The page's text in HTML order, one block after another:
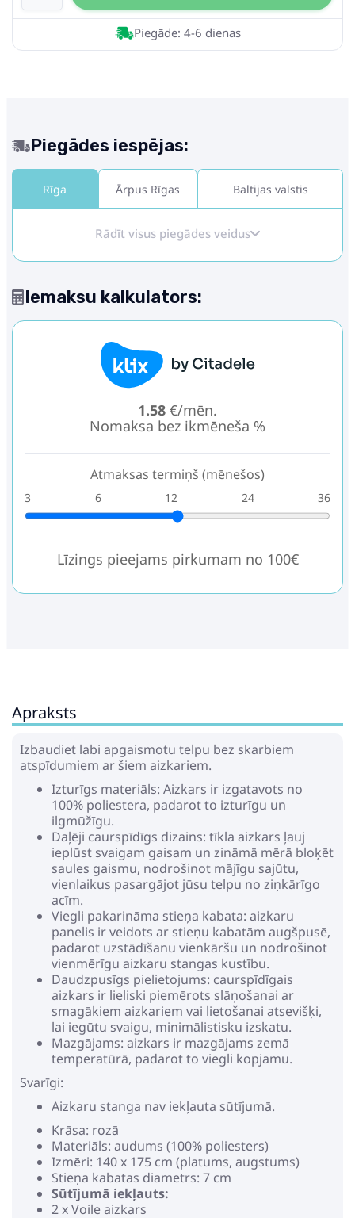
Piegāde: 4-6 dienas
Piegādes iespējas:
Rīga Ārpus Rīgas Baltijas valstis
Rādīt visus piegādes veidus
Iemaksu kalkulators:
1.58 €/mēn.
Nomaksa bez ikmēneša %
Atmaksas termiņš (mēnešos)
3 6 12 24 36
Līzings pieejams pirkumam no 100€
Apraksts
Izbaudiet labi apgaismotu telpu bez skarbiem
atspīdumiem ar šiem aizkariem.
Izturīgs materiāls: Aizkars ir izgatavots no
100% poliestera, padarot to izturīgu un
ilgmūžīgu.
Daļēji caurspīdīgs dizains: tīkla aizkars ļauj
ieplūst svaigam gaisam un zināmā mērā bloķēt
saules gaismu, nodrošinot mājīgu sajūtu,
vienlaikus pasargājot jūsu telpu no ziņkārīgo
acīm.
Viegli pakarināma stieņa kabata: aizkaru
panelis ir veidots ar stieņu kabatām augšpusē,
padarot uzstādīšanu vienkāršu un nodrošinot
vienmērīgu aizkaru stangas kustību.
Daudzpusīgs pielietojums: caurspīdīgais
aizkars ir lieliski piemērots slāņošanai ar
smagākiem aizkariem vai lietošanai atsevišķi,
lai iegūtu svaigu, minimālistisku izskatu.
Mazgājams: aizkars ir mazgājams zemā
temperatūrā, padarot to viegli kopjamu.
Svarīgi:
Aizkaru stanga nav iekļauta sūtījumā.
Krāsa: rozā
Materiāls: audums (100% poliesters)
Izmēri: 140 x 175 cm (platums, augstums)
Stieņa kabatas diametrs: 7 cm
Sūtījumā iekļauts:
2 x Voile aizkars